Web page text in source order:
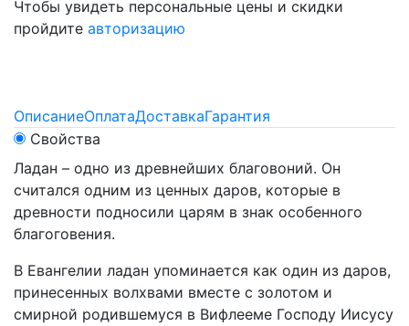
Чтобы увидеть персональные цены и скидки
пройдите авторизацию
ОписаниеОплатаДоставкаГарантия
Свойства
Ладан – одно из древнейших благовоний. Он
считался одним из ценных даров, которые в
древности подносили царям в знак особенного
благоговения.
В Евангелии ладан упоминается как один из даров,
принесенных волхвами вместе с золотом и
смирной родившемуся в Вифлееме Господу Иисусу